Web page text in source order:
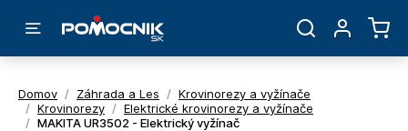
Domov / Záhrada a Les / Krovinorezy a vyžínače
/ Krovinorezy / Elektrické krovinorezy a vyžínače
/ MAKITA UR3502 - Elektrický vyžínač